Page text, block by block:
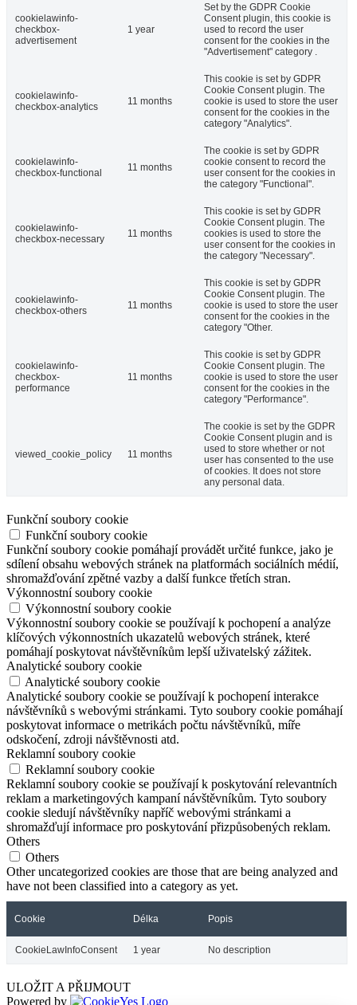
cookielawinfo-
checkbox-
advertisement
1 year
Set by the GDPR Cookie
Consent plugin, this cookie is
used to record the user
consent for the cookies in the
"Advertisement" category .
cookielawinfo-
checkbox-analytics
11 months
This cookie is set by GDPR
Cookie Consent plugin. The
cookie is used to store the user
consent for the cookies in the
category "Analytics".
cookielawinfo-
checkbox-functional
11 months
The cookie is set by GDPR
cookie consent to record the
user consent for the cookies in
the category "Functional".
cookielawinfo-
checkbox-necessary
11 months
This cookie is set by GDPR
Cookie Consent plugin. The
cookies is used to store the
user consent for the cookies in
the category "Necessary".
cookielawinfo-
checkbox-others
11 months
This cookie is set by GDPR
Cookie Consent plugin. The
cookie is used to store the user
consent for the cookies in the
category "Other.
cookielawinfo-
checkbox-
performance
11 months
This cookie is set by GDPR
Cookie Consent plugin. The
cookie is used to store the user
consent for the cookies in the
category "Performance".
viewed_cookie_policy 11 months
The cookie is set by the GDPR
Cookie Consent plugin and is
used to store whether or not
user has consented to the use
of cookies. It does not store
any personal data.
Funkční soubory cookie
Funkční soubory cookie
Funkční soubory cookie pomáhají provádět určité funkce, jako je
sdílení obsahu webových stránek na platformách sociálních médií,
shromažďování zpětné vazby a další funkce třetích stran.
Výkonnostní soubory cookie
Výkonnostní soubory cookie
Výkonnostní soubory cookie se používají k pochopení a analýze
klíčových výkonnostních ukazatelů webových stránek, které
pomáhají poskytovat návštěvníkům lepší uživatelský zážitek.
Analytické soubory cookie
Analytické soubory cookie
Analytické soubory cookie se používají k pochopení interakce
návštěvníků s webovými stránkami. Tyto soubory cookie pomáhají
poskytovat informace o metrikách počtu návštěvníků, míře
odskočení, zdroji návštěvnosti atd.
Reklamní soubory cookie
Reklamní soubory cookie
Reklamní soubory cookie se používají k poskytování relevantních
reklam a marketingových kampaní návštěvníkům. Tyto soubory
cookie sledují návštěvníky napříč webovými stránkami a
shromažďují informace pro poskytování přizpůsobených reklam.
Others
Others
Other uncategorized cookies are those that are being analyzed and
have not been classified into a category as yet.
Cookie Délka Popis
CookieLawInfoConsent 1 year No description
ULOŽIT A PŘIJMOUT
Powered by